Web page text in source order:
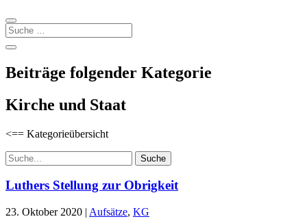
Beiträge folgender Kategorie
Kirche und Staat
<== Kategorieübersicht
Suchen
nach:
Luthers Stellung zur Obrigkeit
23. Oktober 2020 | Aufsätze, KG